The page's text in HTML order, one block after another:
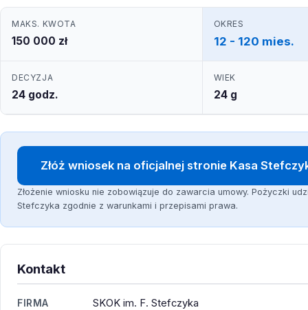
MAKS. KWOTA
150 000 zł
OKRES
12 - 120 mies.
DECYZJA
24 godz.
WIEK
24 g
Złóż wniosek na oficjalnej stronie Kasa
Złożenie wniosku nie zobowiązuje do zawarcia umowy. Pożyczki
Stefczyka zgodnie z warunkami i przepisami prawa.
Kontakt
FIRMA SKOK im. F. Stefczyka